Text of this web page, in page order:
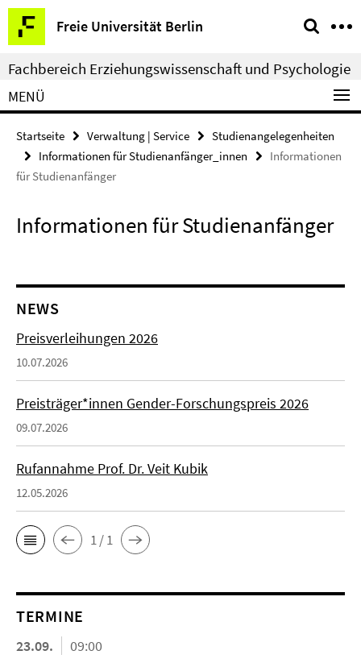
Springe
direkt
zu
Inhalt
Freie Universität Berlin
Service-
Navigation
Fachbereich Erziehungswissenschaft und Psychologie
MENÜ
Startseite Verwaltung | Service
Studienangelegenheiten
Informationen für Studienanfänger_innen
Informationen
für Studienanfänger
Informationen für Studienanfänger
NEWS
Preisverleihungen 2026
10.07.2026
Preisträger*innen Gender-Forschungspreis 2026
09.07.2026
Rufannahme Prof. Dr. Veit Kubik
12.05.2026
1 / 1
TERMINE
23.09.
09:00